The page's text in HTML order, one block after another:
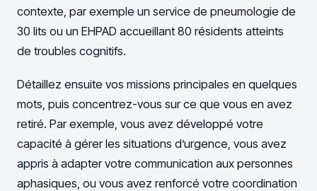
contexte, par exemple un service de pneumologie de
30 lits ou un EHPAD accueillant 80 résidents atteints
de troubles cognitifs.
Détaillez ensuite vos missions principales en quelques
mots, puis concentrez-vous sur ce que vous en avez
retiré. Par exemple, vous avez développé votre
capacité à gérer les situations d’urgence, vous avez
appris à adapter votre communication aux personnes
aphasiques, ou vous avez renforcé votre coordination